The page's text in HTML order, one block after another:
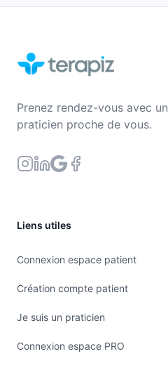
Prenez rendez-vous avec un
praticien proche de vous.
Liens utiles
Connexion espace patient
Création compte patient
Je suis un praticien
Connexion espace PRO